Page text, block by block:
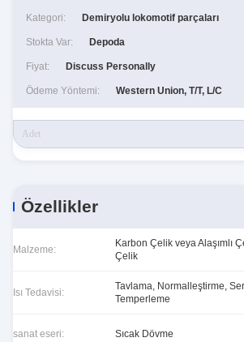
Kategori: Demiryolu lokomotif parçaları
Stokta Var: Depoda
Fiyat: Discuss Personally
Ödeme Yöntemi: Western Union, T/T, L/C
Özellikler
Malzeme:
Karbon Çelik veya Alaşımlı
Çelik
Isı Tedavisi:
Tavlama, Normalleştirme,
Temperleme
sanat eseri: Sıcak Dövme